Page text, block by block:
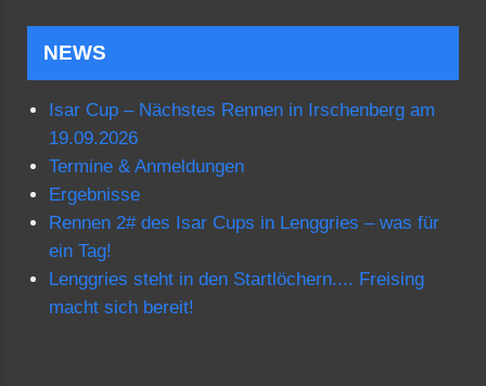
NEWS
Isar Cup – Nächstes Rennen in Irschenberg am
19.09.2026
Termine & Anmeldungen
Ergebnisse
Rennen 2# des Isar Cups in Lenggries – was für
ein Tag!
Lenggries steht in den Startlöchern.... Freising
macht sich bereit!